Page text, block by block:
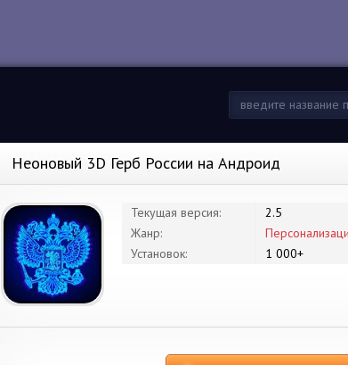
Неоновый 3D Герб России на Андроид
Текущая версия:
2.5
Жанр:
Установок:
1 000+